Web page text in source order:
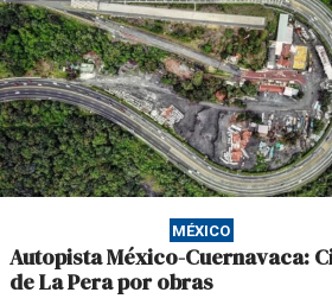
MÉXICO
Autopista México-Cuernavaca:
de La Pera por obras